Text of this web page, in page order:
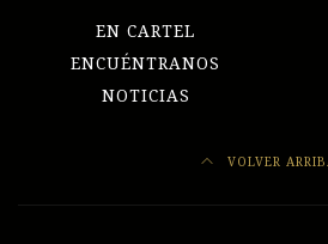
EN CARTEL
ENCUÉNTRANOS
NOTICIAS
VOLVER